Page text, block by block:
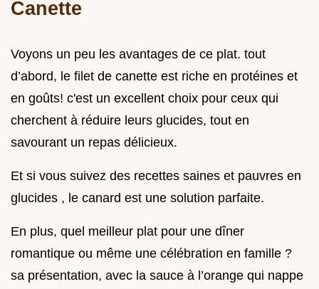
Canette
Voyons un peu les avantages de ce plat. tout
d’abord, le filet de canette est riche en protéines et
en goûts! c'est un excellent choix pour ceux qui
cherchent à réduire leurs glucides, tout en
savourant un repas délicieux.
Et si vous suivez des recettes saines et pauvres en
glucides , le canard est une solution parfaite.
En plus, quel meilleur plat pour une dîner
romantique ou même une célébration en famille ?
sa présentation, avec la sauce à l’orange qui nappe